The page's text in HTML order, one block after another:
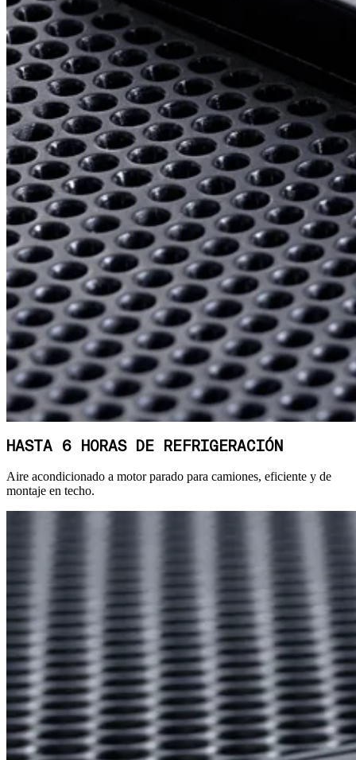
HASTA 6 HORAS DE REFRIGERACIÓN
Aire acondicionado a motor parado para camiones, eficiente y de
montaje en techo.